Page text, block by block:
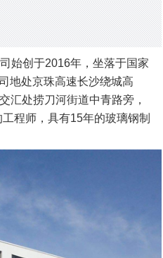
创于2016年，坐落于国家
地处京珠高速长沙绕城高
汇处捞刀河街道中青路旁，
程师，具有15年的玻璃钢制